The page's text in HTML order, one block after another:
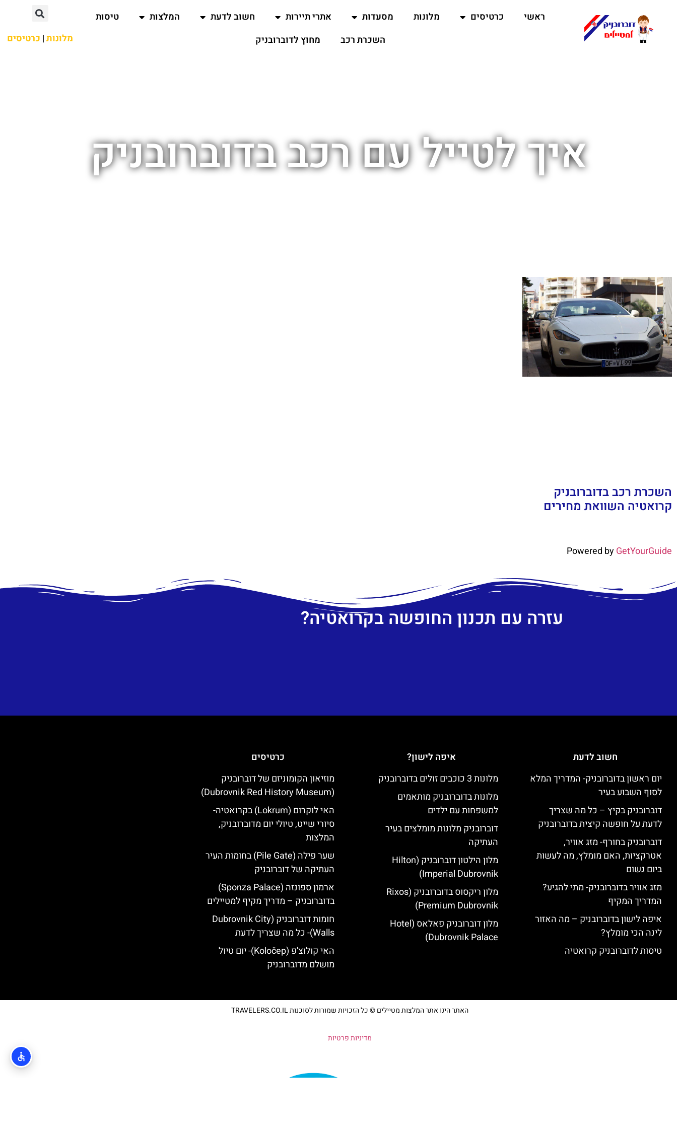
ראשי כרטיסים מלונות מסעדות אתרי תיירות חשוב לדעת המלצות
טיסות
השכרת רכב
מחוץ לדוברובניק מלונות| כרטיסים
איך לטייל עם רכב בדוברובניק
השכרת רכב בדוברובניק
קרואטיה השוואת מחירים
Powered byGetYourGuide
עזרה עם תכנון החופשה בקרואטיה?
חשוב לדעת
יום ראשון בדוברובניק- המדריך המלא
לסוף השבוע בעיר
דוברובניק בקיץ – כל מה שצריך
לדעת על חופשה קיצית בדוברובניק
דוברובניק בחורף- מזג אוויר,
אטרקציות, האם מומלץ, מה לעשות
ביום גשום
מזג אוויר בדוברובניק- מתי להגיע?
המדריך המקיף
איפה לישון בדוברובניק – מה האזור
לינה הכי מומלץ?
טיסות לדוברובניק קרואטיה
איפה לישון?
מלונות 3 כוכבים זולים בדוברובניק
מלונות בדוברובניק מותאמים
למשפחות עם ילדים
דוברובניק מלונות מומלצים בעיר
העתיקה
מלון הילטון דוברובניק (Hilton
Imperial Dubrovnik)
מלון ריקסוס בדוברובניק (Rixos
Premium Dubrovnik)
מלון דוברובניק פאלאס (Hotel
Dubrovnik Palace)
כרטיסים
מוזיאון הקומוניזם של דוברובניק
(Dubrovnik Red History Museum)
האי לוקרום (Lokrum) בקרואטיה-
סיורי שייט, טיולי יום מדוברובניק,
המלצות
שער פילה (Pile Gate) בחומות העיר
העתיקה של דוברובניק
ארמון ספונזה (Sponza Palace)
בדוברובניק – מדריך מקיף למטיילים
חומות דוברובניק (Dubrovnik City
Walls)- כל מה שצריך לדעת
האי קולוצ'פ (Koločep)- יום טיול
מושלם מדוברובניק
האתר הינו אתר המלצות מטיילים © כל הזכויות שמורות לסוכנות TRAVELERS.CO.IL
מדיניות פרטיות